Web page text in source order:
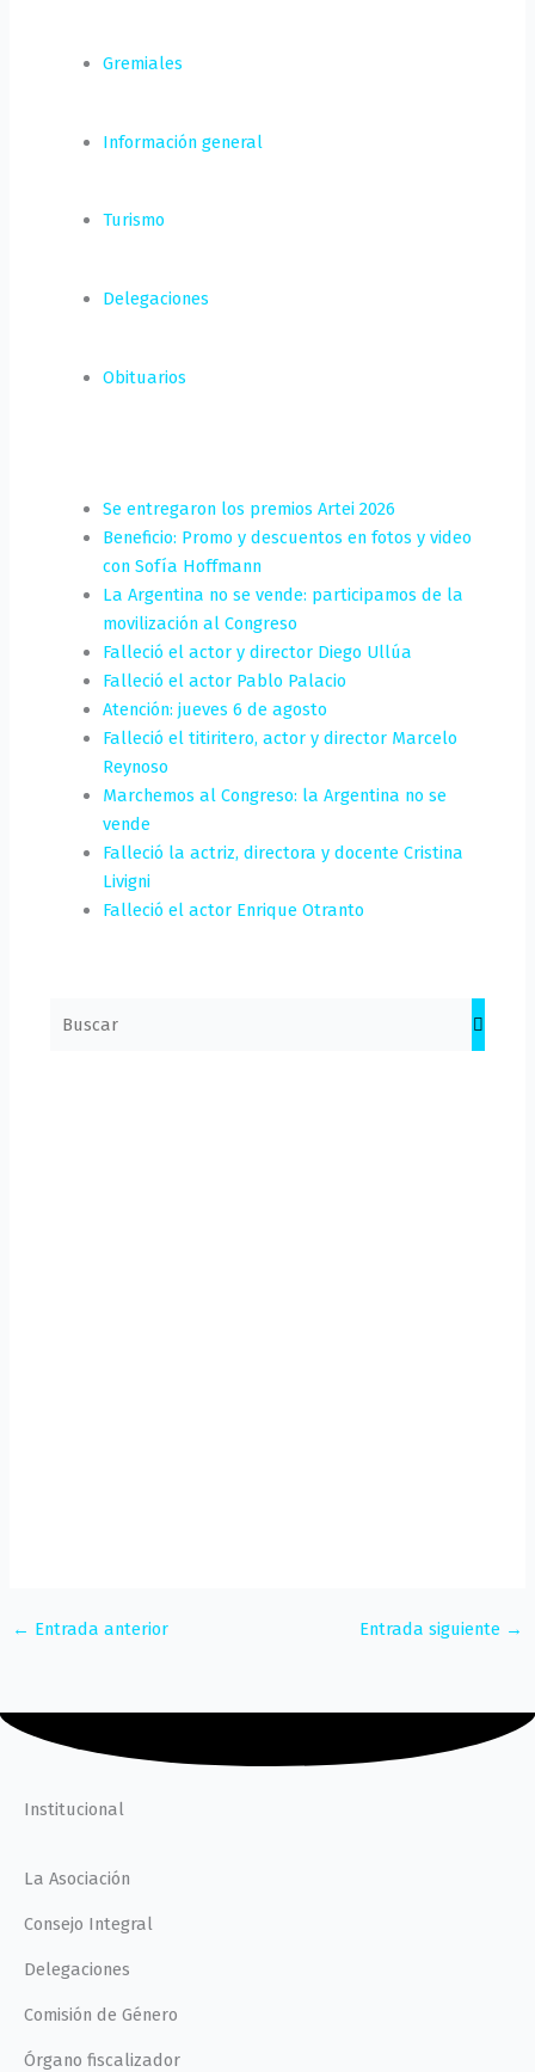
Gremiales
Información general
Turismo
Delegaciones
Obituarios
Se entregaron los premios Artei 2026
Beneficio: Promo y descuentos en fotos y video
con Sofía Hoffmann
La Argentina no se vende: participamos de la
movilización al Congreso
Falleció el actor y director Diego Ullúa
Falleció el actor Pablo Palacio
Atención: jueves 6 de agosto
Falleció el titiritero, actor y director Marcelo
Reynoso
Marchemos al Congreso: la Argentina no se
vende
Falleció la actriz, directora y docente Cristina
Livigni
Falleció el actor Enrique Otranto
← Entrada anterior Entrada siguiente →
Institucional
La Asociación
Consejo Integral
Delegaciones
Comisión de Género
Órgano fiscalizador